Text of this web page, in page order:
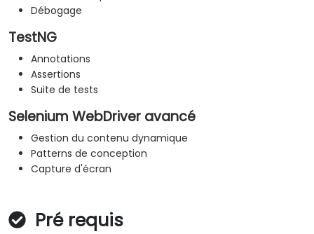
Débogage
TestNG
Annotations
Assertions
Suite de tests
Selenium WebDriver avancé
Gestion du contenu dynamique
Patterns de conception
Capture d'écran
Pré requis